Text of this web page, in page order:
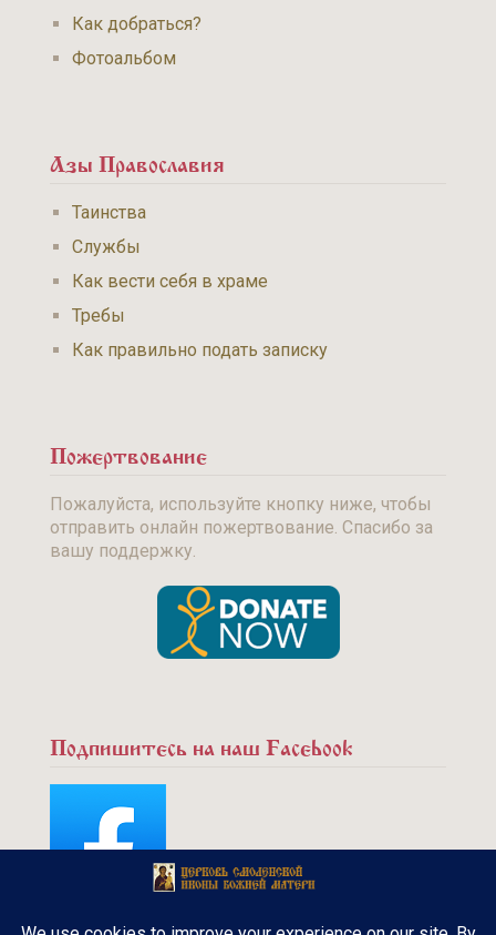
Как добраться?
Фотоальбом
Азы Православия
Таинства
Службы
Как вести себя в храме
Требы
Как правильно подать записку
Пожертвование
Пожалуйста, используйте кнопку ниже, чтобы
отправить онлайн пожертвование. Спасибо за
вашу поддержку.
Подпишитесь на наш Facebook